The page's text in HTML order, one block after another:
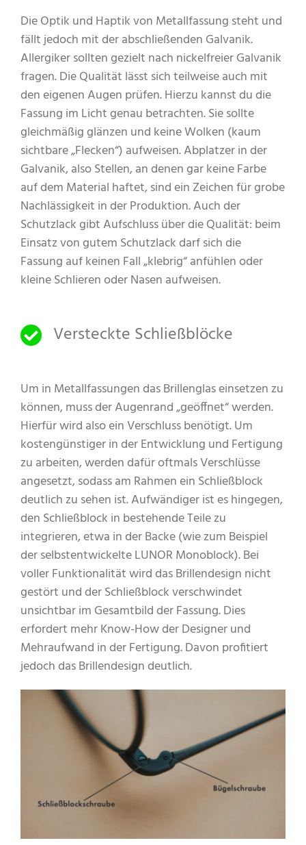
Die Optik und Haptik von Metallfassung steht und
fällt jedoch mit der abschließenden Galvanik.
Allergiker sollten gezielt nach nickelfreier Galvanik
fragen. Die Qualität lässt sich teilweise auch mit
den eigenen Augen prüfen. Hierzu kannst du die
Fassung im Licht genau betrachten. Sie sollte
gleichmäßig glänzen und keine Wolken (kaum
sichtbare „Flecken“) aufweisen. Abplatzer in der
Galvanik, also Stellen, an denen gar keine Farbe
auf dem Material haftet, sind ein Zeichen für grobe
Nachlässigkeit in der Produktion. Auch der
Schutzlack gibt Aufschluss über die Qualität: beim
Einsatz von gutem Schutzlack darf sich die
Fassung auf keinen Fall „klebrig“ anfühlen oder
kleine Schlieren oder Nasen aufweisen.
Versteckte Schließblöcke
Um in Metallfassungen das Brillenglas einsetzen zu
können, muss der Augenrand „geöffnet“ werden.
Hierfür wird also ein Verschluss benötigt. Um
kostengünstiger in der Entwicklung und Fertigung
zu arbeiten, werden dafür oftmals Verschlüsse
angesetzt, sodass am Rahmen ein Schließblock
deutlich zu sehen ist. Aufwändiger ist es hingegen,
den Schließblock in bestehende Teile zu
integrieren, etwa in der Backe (wie zum Beispiel
der selbstentwickelte LUNOR Monoblock). Bei
voller Funktionalität wird das Brillendesign nicht
gestört und der Schließblock verschwindet
unsichtbar im Gesamtbild der Fassung. Dies
erfordert mehr Know-How der Designer und
Mehraufwand in der Fertigung. Davon profitiert
jedoch das Brillendesign deutlich.